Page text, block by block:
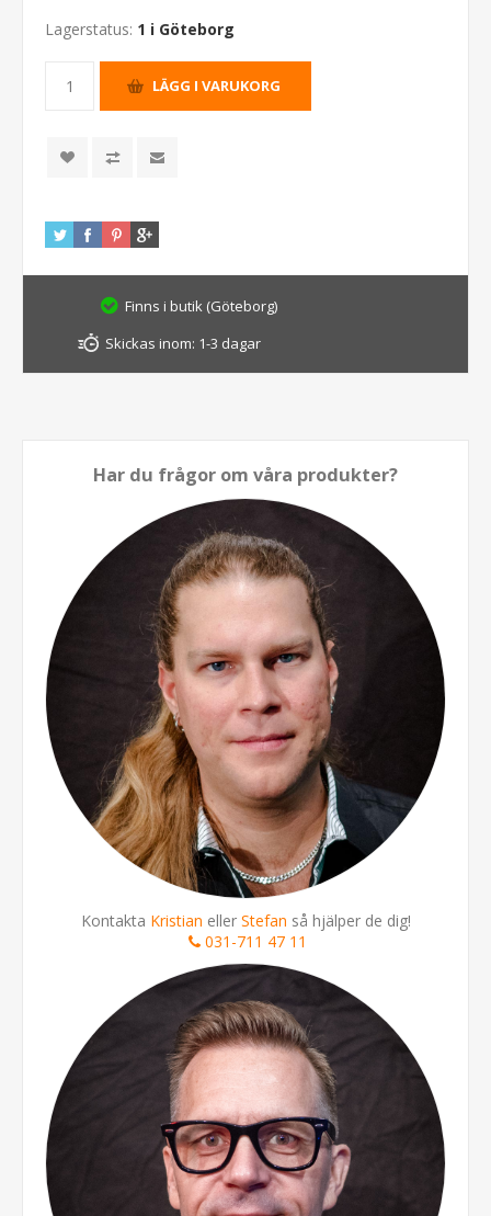
Lagerstatus: 1 i Göteborg
Finns i butik (Göteborg)
Skickas inom: 1-3 dagar
Har du frågor om våra produkter?
Kontakta Kristian eller Stefan så hjälper de dig!
031-711 47 11